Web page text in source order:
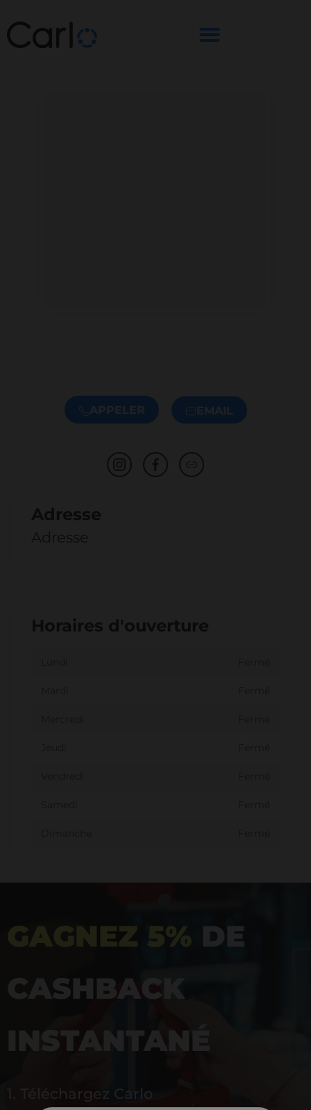
APPELER EMAIL
Adresse
Adresse
Horaires d'ouverture
GAGNEZ 5% DE
CASHBACK
INSTANTANÉ
1. Téléchargez Carlo